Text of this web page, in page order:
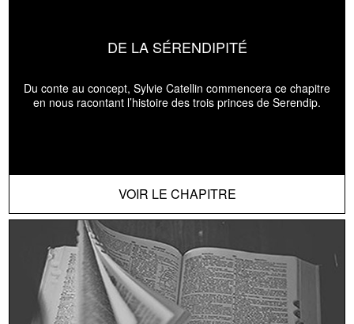
DE LA SÉRENDIPITÉ
Du conte au concept, Sylvie Catellin commencera ce chapitre
en nous racontant l’histoire des trois princes de Serendip.
VOIR LE CHAPITRE